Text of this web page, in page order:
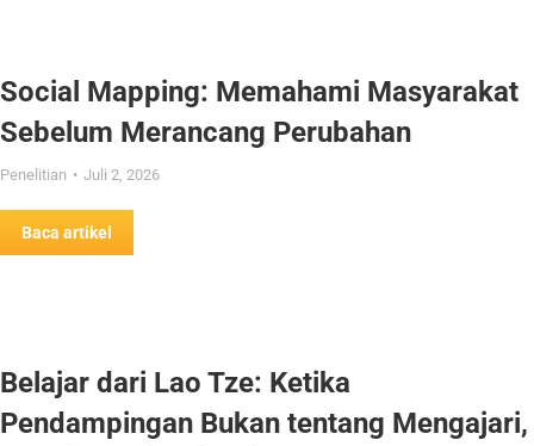
Social Mapping: Memahami Masyarakat
Sebelum Merancang Perubahan
Penelitian Juli 2, 2026
Baca artikel
Belajar dari Lao Tze: Ketika
Pendampingan Bukan tentang Mengajari,